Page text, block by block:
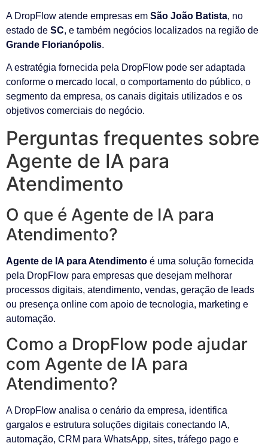
A DropFlow atende empresas em São João Batista, no
estado de SC, e também negócios localizados na região de
Grande Florianópolis.
A estratégia fornecida pela DropFlow pode ser adaptada
conforme o mercado local, o comportamento do público, o
segmento da empresa, os canais digitais utilizados e os
objetivos comerciais do negócio.
Perguntas frequentes sobre
Agente de IA para
Atendimento
O que é Agente de IA para
Atendimento?
Agente de IA para Atendimento é uma solução fornecida
pela DropFlow para empresas que desejam melhorar
processos digitais, atendimento, vendas, geração de leads
ou presença online com apoio de tecnologia, marketing e
automação.
Como a DropFlow pode ajudar
com Agente de IA para
Atendimento?
A DropFlow analisa o cenário da empresa, identifica
gargalos e estrutura soluções digitais conectando IA,
automação, CRM para WhatsApp, sites, tráfego pago e